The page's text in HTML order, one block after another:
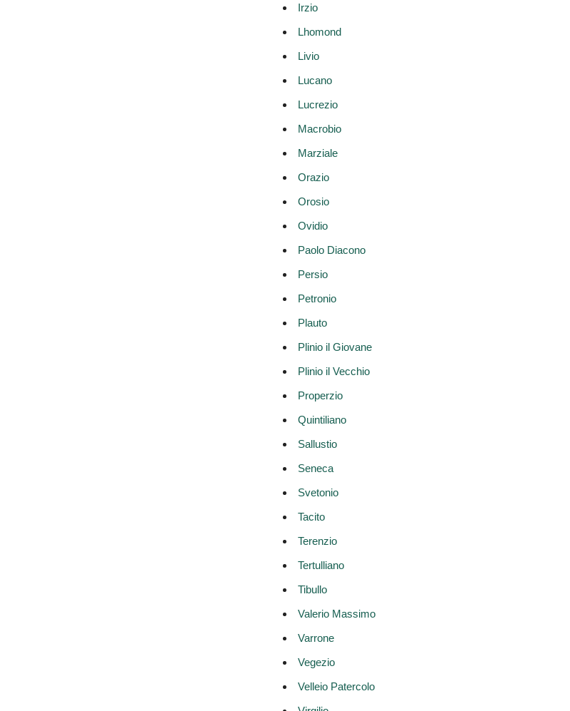
Irzio
Lhomond
Livio
Lucano
Lucrezio
Macrobio
Marziale
Orazio
Orosio
Ovidio
Paolo Diacono
Persio
Petronio
Plauto
Plinio il Giovane
Plinio il Vecchio
Properzio
Quintiliano
Sallustio
Seneca
Svetonio
Tacito
Terenzio
Tertulliano
Tibullo
Valerio Massimo
Varrone
Vegezio
Velleio Patercolo